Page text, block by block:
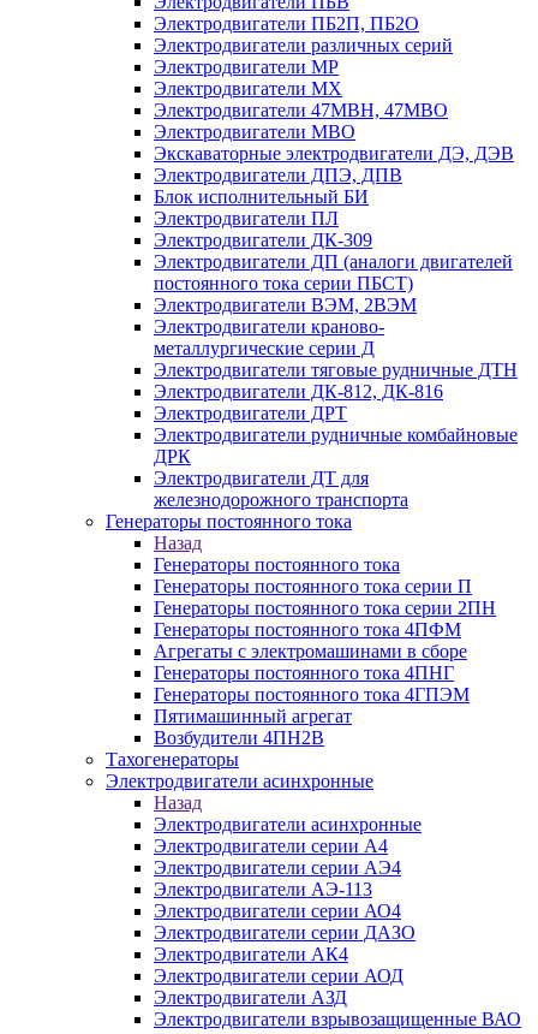
Электродвигатели ПБ2П, ПБ2О
Электродвигатели различных серий
Электродвигатели МР
Электродвигатели MX
Электродвигатели 47MBH, 47МВО
Электродвигатели MBO
Экскаваторные электродвигатели ДЭ, ДЭВ
Электродвигатели ДПЭ, ДПВ
Блок исполнительный БИ
Электродвигатели ПЛ
Электродвигатели ДК-309
Электродвигатели ДП (аналоги двигателей
постоянного тока серии ПБСТ)
Электродвигатели ВЭМ, 2ВЭМ
Электродвигатели краново-
металлургические серии Д
Электродвигатели тяговые рудничные ДТН
Электродвигатели ДК-812, ДК-816
Электродвигатели ДРТ
Электродвигатели рудничные комбайновые
ДРК
Электродвигатели ДТ для
железнодорожного транспорта
Генераторы постоянного тока
Назад
Генераторы постоянного тока
Генераторы постоянного тока серии П
Генераторы постоянного тока серии 2ПН
Генераторы постоянного тока 4ПФМ
Агрегаты с электромашинами в сборе
Генераторы постоянного тока 4ПНГ
Генераторы постоянного тока 4ГПЭМ
Пятимашинный агрегат
Возбудители 4ПН2В
Тахогенераторы
Электродвигатели асинхронные
Назад
Электродвигатели асинхронные
Электродвигатели серии А4
Электродвигатели серии АЭ4
Электродвигатели АЭ-113
Электродвигатели серии АО4
Электродвигатели серии ДАЗО
Электродвигатели АК4
Электродвигатели серии АОД
Электродвигатели АЗД
Электродвигатели взрывозащищенные ВАО